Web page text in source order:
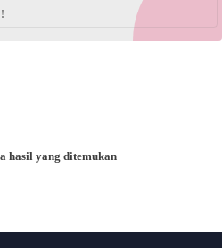
hasil yang ditemukan